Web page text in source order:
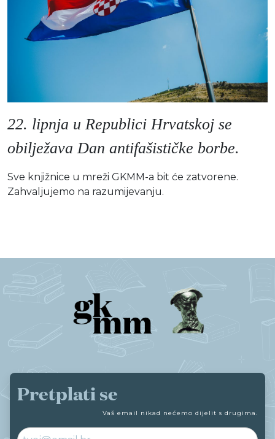
English
22. lipnja u Republici Hrvatskoj se
obilježava Dan antifašističke borbe.
Sve knjižnice u mreži GKMM-a bit će zatvorene.
Zahvaljujemo na razumijevanju.
Pretplati se
Vaš email nikad nećemo dijelit s drugima.